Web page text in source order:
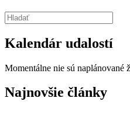
Kalendár udalostí
Momentálne nie sú naplánované
Najnovšie články